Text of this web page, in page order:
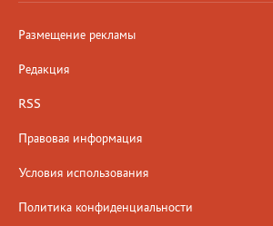
Размещение рекламы
Редакция
RSS
Правовая информация
Условия использования
Политика конфиденциальности